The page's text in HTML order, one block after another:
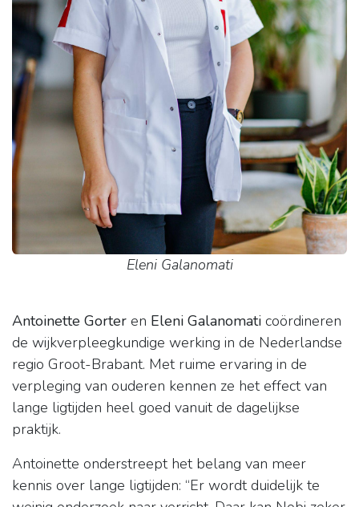
Eleni Galanomati
Antoinette Gorter en Eleni Galanomati coördineren
de wijkverpleegkundige werking in de Nederlandse
regio Groot-Brabant. Met ruime ervaring in de
verpleging van ouderen kennen ze het effect van
lange ligtijden heel goed vanuit de dagelijkse
praktijk.
Antoinette onderstreept het belang van meer
kennis over lange ligtijden: “Er wordt duidelijk te